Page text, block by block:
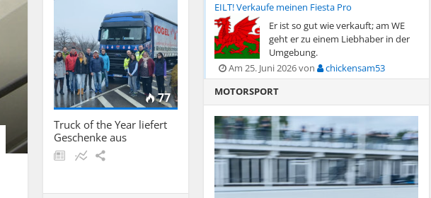
77
Truck of the Year liefert
Geschenke aus
EILT! Verkaufe meinen Fiesta Pro
Er ist so gut wie verkauft; am WE
geht er zu einem Liebhaber in der
Umgebung.
Am 25. Juni 2026 von
chickensam53
MOTORSPORT